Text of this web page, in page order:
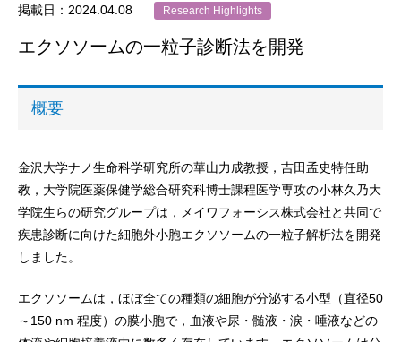
掲載日：2024.04.08 Research Highlights
エクソソームの一粒子診断法を開発
概要
金沢大学ナノ生命科学研究所の華山力成教授，吉田孟史特任助
教，大学院医薬保健学総合研究科博士課程医学専攻の小林久乃大
学院生らの研究グループは，メイワフォーシス株式会社と共同で
疾患診断に向けた細胞外小胞エクソソームの一粒子解析法を開発
しました。
エクソソームは，ほぼ全ての種類の細胞が分泌する小型（直径50
～150 nm 程度）の膜小胞で，血液や尿・髄液・涙・唾液などの